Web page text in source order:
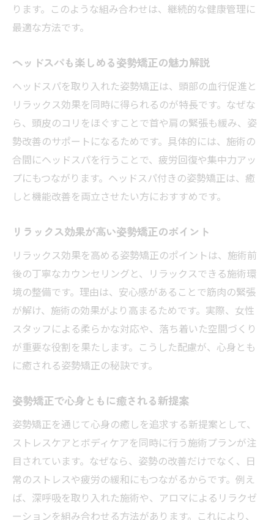
ります。このような組み合わせは、継続的な健康管理に
最適な方法です。
ヘッドスパも楽しめる姿勢矯正の魅力解説
ヘッドスパを取り入れた姿勢矯正は、頭部の血行促進と
リラックス効果を同時に得られるのが特長です。なぜな
ら、頭皮のコリをほぐすことで首や肩の緊張も緩み、姿
勢改善のサポートになるためです。具体的には、施術の
合間にヘッドスパを行うことで、疲労回復や集中力アッ
プにもつながります。ヘッドスパ付きの姿勢矯正は、癒
しと機能改善を両立させたい方におすすめです。
リラックス効果が高い姿勢矯正のポイント
リラックス効果を高める姿勢矯正のポイントは、施術前
後の丁寧なカウンセリングと、リラックスできる施術環
境の整備です。理由は、安心感があることで筋肉の緊張
が解け、施術の効果がより高まるためです。実際、女性
スタッフによる柔らかな対応や、落ち着いた空間づくり
が重要な役割を果たします。こうした配慮が、心身とも
に癒される姿勢矯正の秘訣です。
姿勢矯正で心身ともに癒される新提案
姿勢矯正を通じて心身の癒しを追求する新提案として、
ストレスケアとボディケアを同時に行う施術プランが注
目されています。なぜなら、姿勢の改善だけでなく、日
常のストレスや疲労の緩和にもつながるからです。例え
ば、深呼吸を取り入れた施術や、アロマによるリラクゼ
ーションを組み合わせる方法があります。これにより、